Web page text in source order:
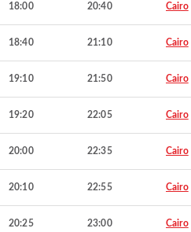
18:00 20:40 Cairo
18:40 21:10 Cairo
19:10 21:50 Cairo
19:20 22:05 Cairo
20:00 22:35 Cairo
20:10 22:55 Cairo
20:25 23:00 Cairo